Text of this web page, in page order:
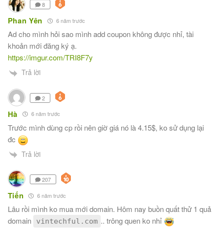
8
Phan Yên 6 năm trước
Ad cho mình hỏi sao mình add coupon không được nhỉ, tài
khoản mới đăng ký ạ.
https://imgur.com/TRI8F7y
Trả lời
2
Hà 6 năm trước
Trước mình dùng cp rồi nên giờ giá nó là 4.15$, ko sử dụng lại
đc
Trả lời
207
Tiến 6 năm trước
Lâu rồi mình ko mua mới domain. Hôm nay buồn quất thử 1 quả
domain
vintechful.com .. trông quen ko nhỉ